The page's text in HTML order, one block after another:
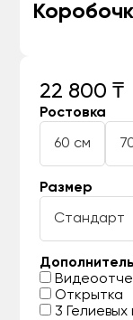
22 800 ₸
Ростовка
60 см
Размер
Стандарт
Открытка
3